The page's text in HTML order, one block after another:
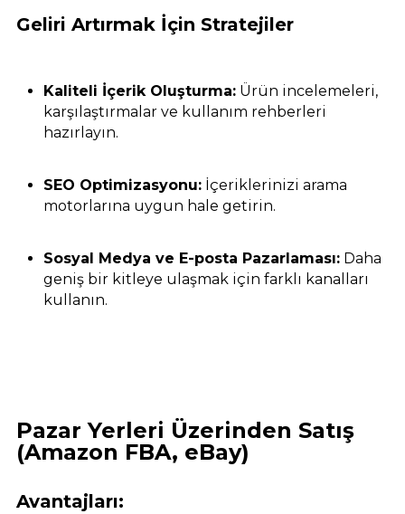
Geliri Artırmak İçin Stratejiler
Kaliteli İçerik Oluşturma: Ürün incelemeleri,
karşılaştırmalar ve kullanım rehberleri
hazırlayın.
SEO Optimizasyonu: İçeriklerinizi arama
motorlarına uygun hale getirin.
Sosyal Medya ve E-posta Pazarlaması: Daha
geniş bir kitleye ulaşmak için farklı kanalları
kullanın.
Pazar Yerleri Üzerinden Satış
(Amazon FBA, eBay)
Avantajları: